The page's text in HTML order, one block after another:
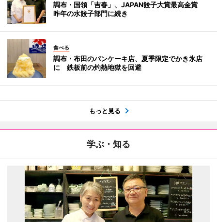
調布・国領「吉春」、JAPAN餃子大賞最高金賞
昨年の水餃子部門に続き
食べる
調布・布田のパンケーキ店、夏季限定でかき氷店
に 鉄板前の灼熱地獄を回避
もっと見る
学ぶ・知る